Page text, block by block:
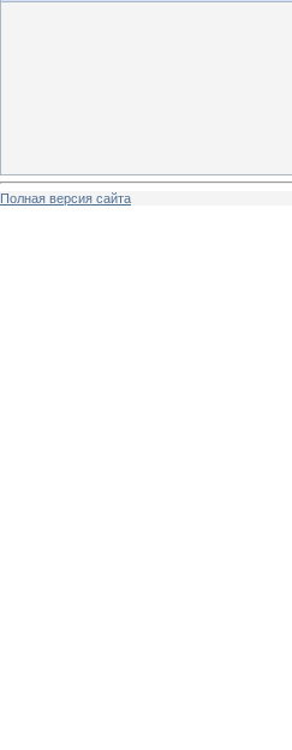
Полная версия сайта